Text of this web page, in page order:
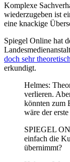
Komplexe
wiederzugeben ist
eine knackige
Spiegel Online hat
Landesmedienanstalt
doch sehr
erkundigt.
Helmes:
verlieren.
könnten zum
wäre der
SPIEGEL
einfach die
übernimmt?